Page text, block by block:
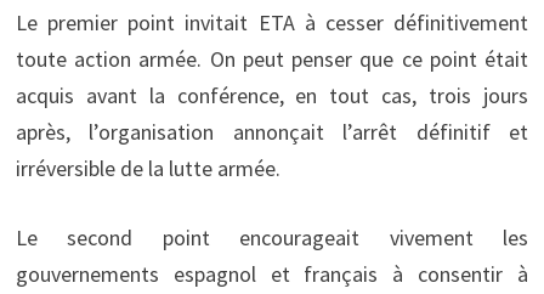
Le premier point invitait ETA à cesser définitivement
toute action armée. On peut penser que ce point était
acquis avant la conférence, en tout cas, trois jours
après, l’organisation annonçait l’arrêt définitif et
irréversible de la lutte armée.
Le second point encourageait vivement les
gouvernements espagnol et français à consentir à